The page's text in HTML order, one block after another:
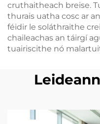
cruthaitheach breise.
thurais uatha cosc ar
féidir le soláthraithe
chaileachas an táirgí
tuairiscithe nó